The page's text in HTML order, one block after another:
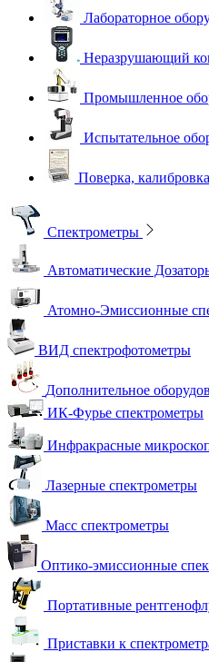
Лабораторное
Неразрушающий
Промышленное
Испытательное
Поверка,
Спектрометры
Автоматические
Атомно-Эмиссионные
ВИД спектрофотометры
Дополнительное
ИК-Фурье спектрометры
Инфракрасные
Лазерные спектрометры
Масс спектрометры
Оптико-эмиссионные
Портативные
Приставки к